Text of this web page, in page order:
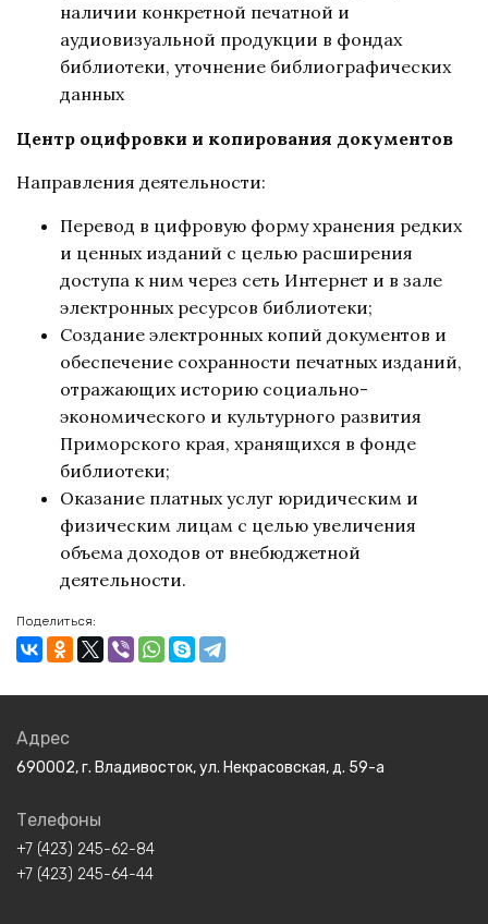
наличии конкретной печатной и
аудиовизуальной продукции в фондах
библиотеки, уточнение библиографических
данных
Центр оцифровки и копирования документов
Направления деятельности:
Перевод в цифровую форму хранения редких
и ценных изданий с целью расширения
доступа к ним через сеть Интернет и в зале
электронных ресурсов библиотеки;
Создание электронных копий документов и
обеспечение сохранности печатных изданий,
отражающих историю социально-
экономического и культурного развития
Приморского края, хранящихся в фонде
библиотеки;
Оказание платных услуг юридическим и
физическим лицам с целью увеличения
объема доходов от внебюджетной
деятельности.
Поделиться:
Адрес
690002, г. Владивосток, ул. Некрасовская, д. 59-а
Телефоны
+7 (423) 245-62-84
+7 (423) 245-64-44